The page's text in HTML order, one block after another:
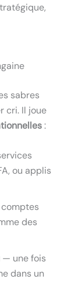
sabres
cri. Il joue
:
ou applis
des
— une fois
dans un